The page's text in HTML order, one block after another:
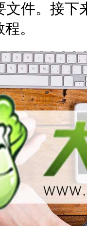
文件。接下
。